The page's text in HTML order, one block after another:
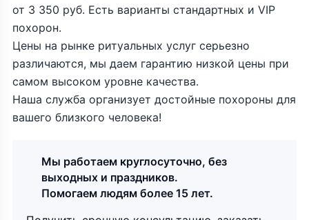
от 3 350 руб. Есть варианты стандартных и VIP
похорон.
Цены на рынке ритуальных услуг серьезно
различаются, мы даем гарантию низкой цены при
самом высоком уровне качества.
Наша служба организует достойные похороны для
вашего близкого человека!
Мы работаем круглосуточно, без
выходных и праздников.
Помогаем людям более 15 лет.